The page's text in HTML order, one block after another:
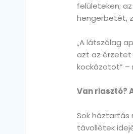
felületeken;
hengerbetét,
„A látszólag
azt az érzetet
kockázatot” –
Van riasztó?
Sok háztartás
távollétek